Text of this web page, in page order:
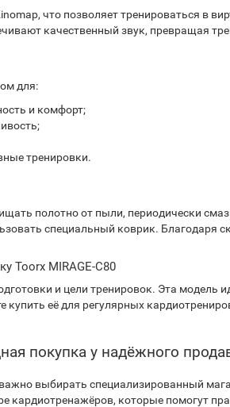
что позволяет тренироваться в
качественный звук, превращая
для:
и комфорт;
тренировки.
полотно от пыли, периодически
специальный коврик. Благодаря
Toorx MIRAGE-C80
и цели тренировок. Эта
её для регулярных
покупка у надёжного
выбирать специализированный
которые помогут